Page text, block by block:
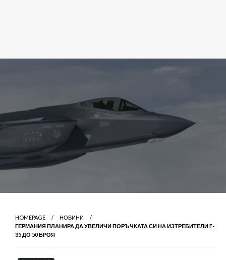
HOMEPAGE
НОВИНИ
ГЕРМАНИЯ ПЛАНИРА ДА УВЕЛИЧИ ПОРЪЧКАТА СИ НА ИЗТРЕБИТЕЛИ F-
35 ДО 50 БРОЯ